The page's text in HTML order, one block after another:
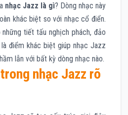
nhạc Jazz là gì? Dòng nhạc này
khác biệt so với nhạc cổ điển.
tiết tấu nghịch phách, đảo
điểm khác biệt giúp nhạc Jazz
lẫn với bất kỳ dòng nhạc nào.
nhạc Jazz rõ